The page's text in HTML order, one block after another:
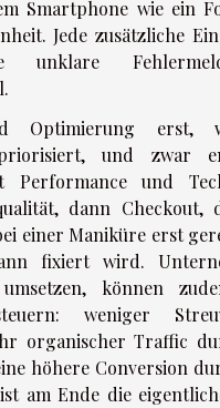
Smartphone wie ein
Jede zusätzliche
unklare
Optimierung erst,
und zwar
Performance und
dann Checkout,
einer Maniküre erst
fixiert wird.
können
weniger
organischer Traffic
höhere Conversion
am Ende die